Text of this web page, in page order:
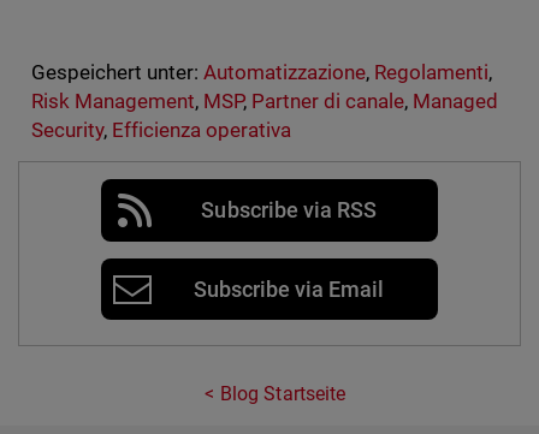
Gespeichert unter: Automatizzazione, Regolamenti,
Risk Management, MSP, Partner di canale, Managed
Security, Efficienza operativa
Subscribe via RSS
Subscribe via Email
Blog Startseite